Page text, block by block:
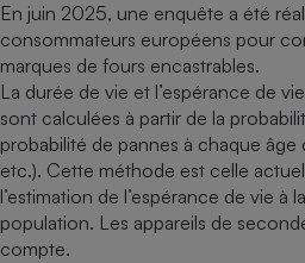
En juin 2025, une enquête a été
consommateurs européens pour
marques de fours encastrables.
La durée de vie et l’espérance de
sont calculées à partir de la
probabilité de pannes à chaque âge
etc.). Cette méthode est celle
l’estimation de l’espérance de vie à
population. Les appareils de
compte.